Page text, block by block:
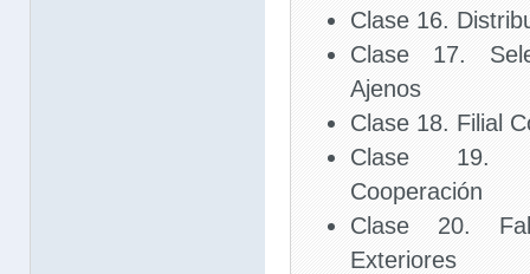
Clase 16.
Clase 17.
Ajenos
Clase 18. Filial
Clase 19.
Cooperación
Clase 20.
Exteriores